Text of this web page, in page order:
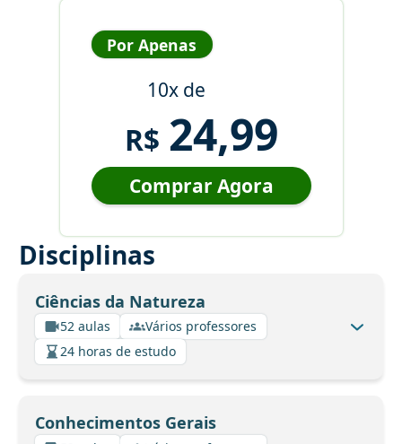
Por Apenas
10x de
R$ 24,99
Comprar Agora
Disciplinas
Ciências da Natureza
52 aulas
Vários professores
24 horas de estudo
Conhecimentos Gerais